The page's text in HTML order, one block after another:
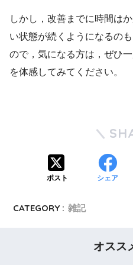
しかし，改善までに時間は
い状態が続くようになるの
ので，気になる方は，ぜひ
を体感してみてください。
ポスト シェア
CATEGORY : 雑記
オスス